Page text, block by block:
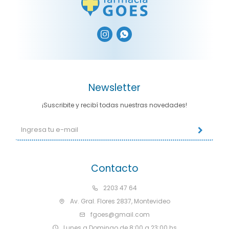
 
Contacto
2203 47 64
Av. Gral. Flores 2837, Montevideo
fgoes@gmail.com
Newsletter
¡Suscribite y recibí todas nuestras novedades!